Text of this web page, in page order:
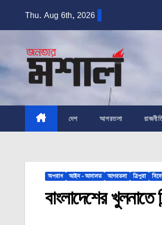
Thu. Aug 6th, 2026
দেশ আগরতলা
অপরাধ আইন - আদালত আগরতলা ত্রিপুরা
বাংলাদেশের